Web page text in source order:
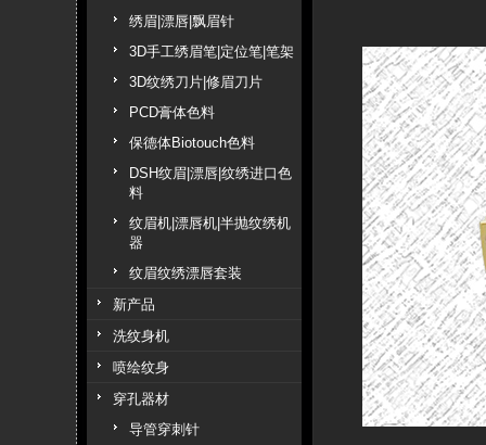
绣眉|漂唇|飘眉针
3D手工绣眉笔|定位笔|笔架
3D纹绣刀片|修眉刀片
PCD膏体色料
保德体Biotouch色料
DSH纹眉|漂唇|纹绣进口色
料
纹眉机|漂唇机|半抛纹绣机
器
纹眉纹绣漂唇套装
新产品
洗纹身机
喷绘纹身
穿孔器材
导管穿刺针